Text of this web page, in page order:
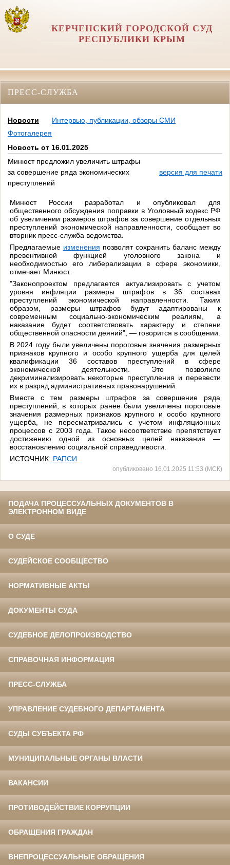
КЕРЧЕНСКИЙ ГОРОДСКОЙ СУД
РЕСПУБЛИКИ КРЫМ
ПРЕСС-СЛУЖБА
Новости
Интервью, публикации, обзоры СМИ
Фотогалерея
Новость от 16.01.2025
Минюст предложил увеличить штрафы
за совершение ряда экономических
преступлений
версия для печати
Минюст России разработал и опубликовал для
общественного обсуждения поправки в Уголовный кодекс РФ
об увеличении размеров штрафов за совершение отдельных
преступлений экономической направленности, сообщает во
вторник пресс-служба ведомства.
Предлагаемые изменения позволят сохранить баланс между
превентивной функцией уголовного закона и
необходимостью его либерализации в сфере экономики,
отмечает Минюст.
"Законопроектом предлагается актуализировать с учетом
уровня инфляции размеры штрафов в 36 составах
преступлений экономической направленности. Таким
образом, размеры штрафов будут адаптированы к
современным социально-экономическим реалиям, а
наказание будет соответствовать характеру и степени
общественной опасности деяний", — говорится в сообщении.
В 2024 году были увеличены пороговые значения размерных
признаков крупного и особо крупного ущерба для целей
квалификации 36 составов преступлений в сфере
экономической деятельности. Это позволило
декриминализировать некоторые преступления и перевести
их в разряд административных правонарушений.
Вместе с тем размеры штрафов за совершение ряда
преступлений, в которых ранее были увеличены пороговые
значения размерных признаков крупного и особо крупного
ущерба, не пересматривались с учетом инфляционных
процессов с 2003 года. Такое несоответствие препятствует
достижению одной из основных целей наказания —
восстановлению социальной справедливости.
ИСТОЧНИК: РАПСИ
опубликовано 16.01.2025 11:53 (МСК)
ПОДАЧА ПРОЦЕССУАЛЬНЫХ ДОКУМЕНТОВ В
ЭЛЕКТРОННОМ ВИДЕ
О СУДЕ
СУДЕЙСКОЕ СООБЩЕСТВО
НОРМАТИВНЫЕ АКТЫ
ДОКУМЕНТЫ СУДА
СУДЕБНОЕ ДЕЛОПРОИЗВОДСТВО
СПРАВОЧНАЯ ИНФОРМАЦИЯ
ПРЕСС-СЛУЖБА
УПРАВЛЕНИЕ СУДЕБНОГО ДЕПАРТАМЕНТА
СУДЫ СУБЪЕКТА РФ
МУНИЦИПАЛЬНЫЕ ОРГАНЫ ВЛАСТИ
ВАКАНСИИ
ПРОТИВОДЕЙСТВИЕ КОРРУПЦИИ
ОБРАЩЕНИЯ ГРАЖДАН
ВНЕПРОЦЕССУАЛЬНЫЕ ОБРАЩЕНИЯ